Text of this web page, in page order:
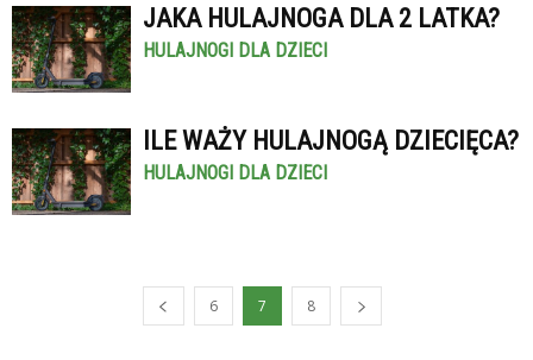
JAKA HULAJNOGA DLA 2 LATKA?
HULAJNOGI DLA DZIECI
ILE WAŻY HULAJNOGĄ DZIECIĘCA?
HULAJNOGI DLA DZIECI
6 7 8